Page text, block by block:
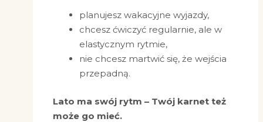
planujesz wakacyjne wyjazdy,
chcesz ćwiczyć regularnie, ale w
elastycznym rytmie,
nie chcesz martwić się, że wejścia
przepadną.
Lato ma swój rytm – Twój karnet też
może go mieć.